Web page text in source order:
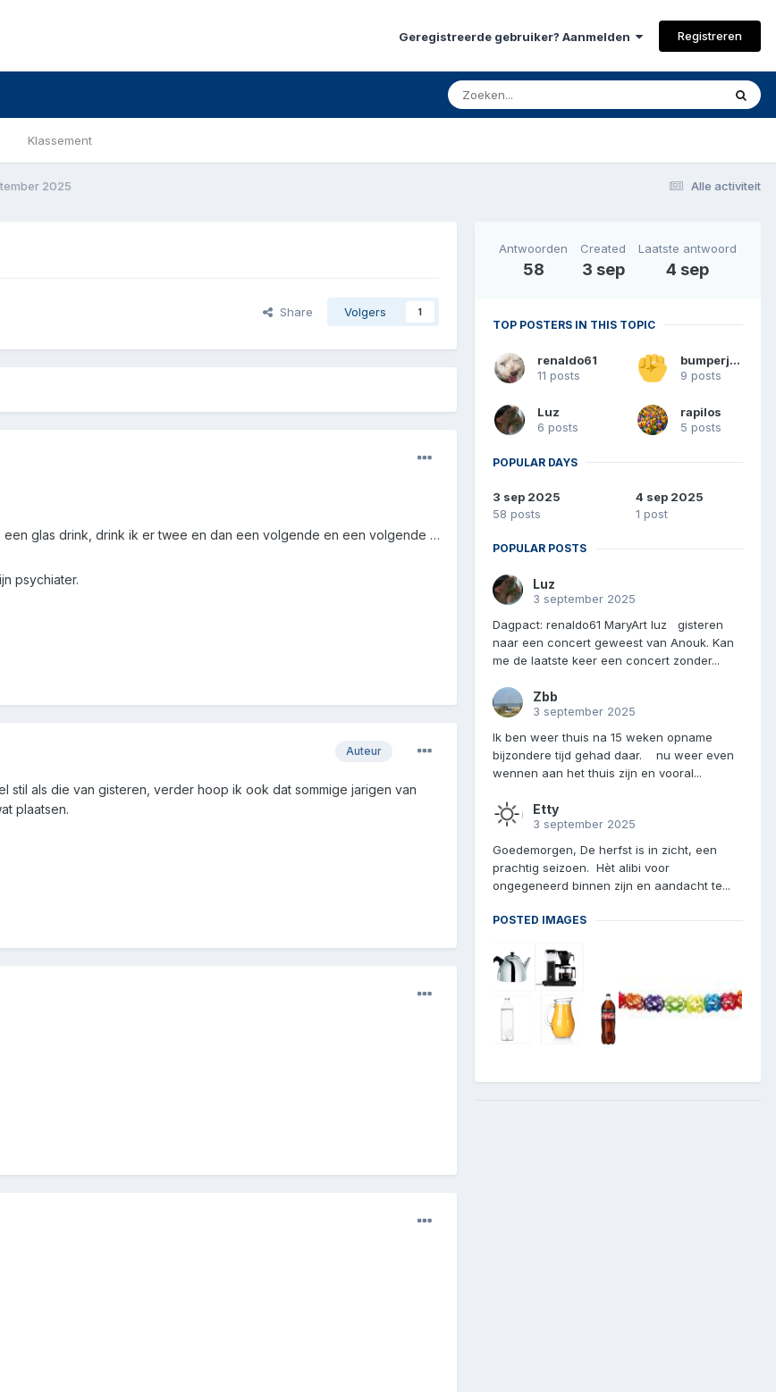
Geregistreerde gebruiker? Aanmelden Registreren
Klassement
Alle activiteit
2025
Share Volgers 1
een glas drink, drink ik er twee en dan een volgende en een volgende …
psychiater.
Auteur
stil als die van gisteren, verder hoop ik ook dat sommige jarigen van
plaatsen.
Antwoorden
58
Created
3 sep
Laatste antwoord
4 sep
TOP POSTERS IN THIS TOPIC
renaldo61
11 posts
bumperjim
9 posts
Luz
6 posts
rapilos
5 posts
POPULAR DAYS
3 sep 2025
58 posts
4 sep 2025
1 post
POPULAR POSTS
Luz
3 september 2025
Dagpact: renaldo61 MaryArt luz gisteren
naar een concert geweest van Anouk. Kan
me de laatste keer een concert zonder...
Zbb
3 september 2025
Ik ben weer thuis na 15 weken opname
bijzondere tijd gehad daar. nu weer even
wennen aan het thuis zijn en vooral...
Etty
3 september 2025
Goedemorgen, De herfst is in zicht, een
prachtig seizoen. Hèt alibi voor
ongegeneerd binnen zijn en aandacht te...
POSTED IMAGES